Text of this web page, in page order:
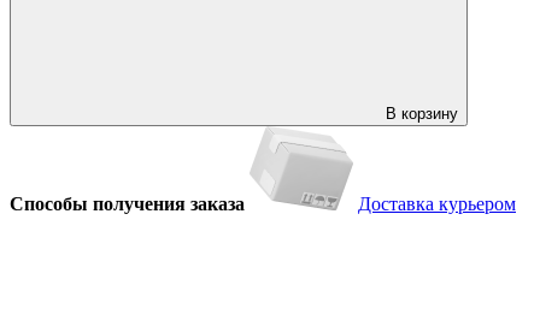
В корзину
Способы получения заказа Доставка курьером